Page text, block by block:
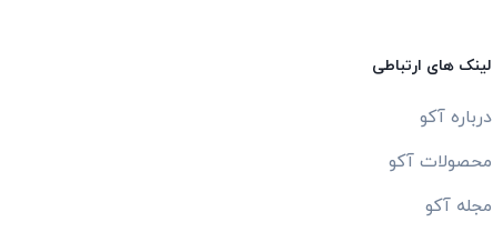
لینک های ارتباطی
درباره آکو
محصولات آکو
مجله آکو